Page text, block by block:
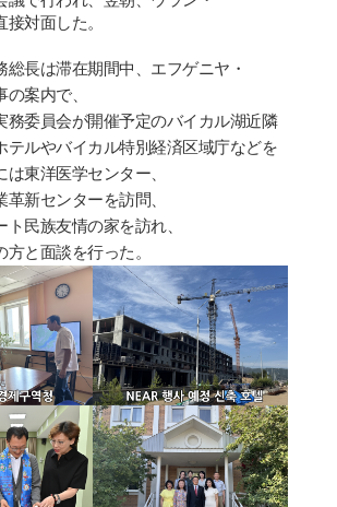
接対面した。
総長は滞在期間中、エフゲニヤ ・
の案内で、
務委員会が開催予定のバイカル湖近隣
テルやバイカル特別経済区域庁などを
は東洋医学センター
革新センターを訪問、
ト民族友情の家を訪れ、
方と面談を行った。